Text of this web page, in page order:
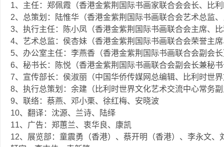
1、主任：郑佩霞（香港金紫荆国际书画家联合会会长、比
2、总策划：陆惟华（香港金紫荆国际书画联合会艺术总监
3、执行主任：陈小凤（香港金紫荆国际书画联合会主席、
4、艺术总监：侯杏妹（香港金紫荆国际书画联合会荣誉主
5、办公室主任：李燕香（香港金紫荆国际书画联合会副会
6、秘书长：陈悦（香港金紫荆国际书画联合会副会长兼秘
7、宣传部长：侯淑丽（中国华侨传媒网总编辑、比利时世
8、执行总策划：余建（比利时世界文化艺术交流中心常务
9、联络：蔡燕、邓小栗、徐红梅、安晓波
10、翻译：沈源、兰诗、陆绎
11、广告：郑蕙兰、衷华良、康凯
12、展览部：童震勇（香港）、蔡开明（香港）、李永文